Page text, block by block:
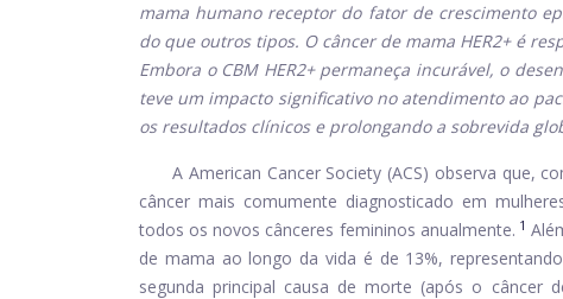
mama humano receptor do fator de crescimento
do que outros tipos. O câncer de mama HER2+ é
Embora o CBM HER2+ permaneça incurável, o
teve um impacto significativo no atendimento ao
os resultados clínicos e prolongando a sobrevida
A American Cancer Society (ACS) observa que,
câncer mais comumente diagnosticado em
todos os novos cânceres femininos anualmente. 1
de mama ao longo da vida é de 13%,
segunda principal causa de morte (após o câncer